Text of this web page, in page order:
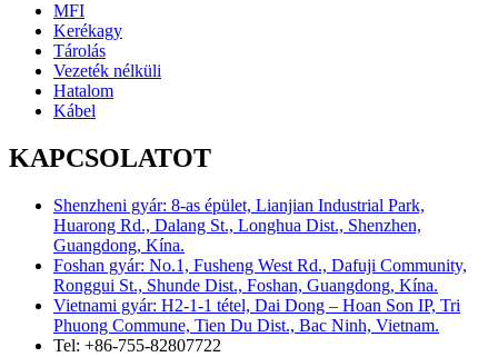
MFI
Kerékagy
Tárolás
Vezeték nélküli
Hatalom
Kábel
KAPCSOLATOT
Shenzheni gyár: 8-as épület, Lianjian Industrial Park,
Huarong Rd., Dalang St., Longhua Dist., Shenzhen,
Guangdong, Kína.
Foshan gyár: No.1, Fusheng West Rd., Dafuji Community,
Ronggui St., Shunde Dist., Foshan, Guangdong, Kína.
Vietnami gyár: H2-1-1 tétel, Dai Dong – Hoan Son IP, Tri
Phuong Commune, Tien Du Dist., Bac Ninh, Vietnam.
Tel: +86-755-82807722